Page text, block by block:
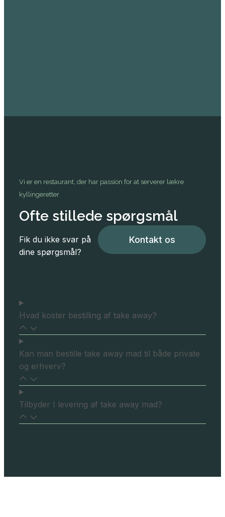
Vi er en restaurant, der har passion for at serverer lækre
kyllingeretter
Ofte stillede spørgsmål
Fik du ikke svar på
dine spørgsmål?
Kontakt os
Hvad koster bestilling af take away?
Kan man bestille take away mad til både private
og erhverv?
Tilbyder I levering af take away mad?